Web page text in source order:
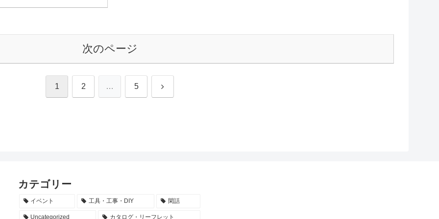
次のページ
1 2 … 5 次
カテゴリー
イベント 工具・工事・DIY 閑話
Uncategorized カタログ・リーフレット